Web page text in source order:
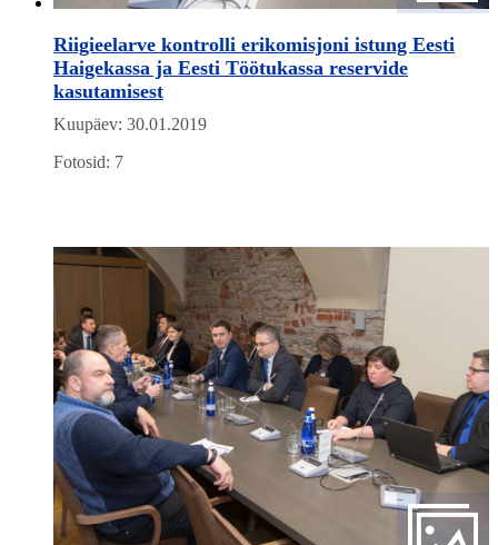
Riigieelarve kontrolli erikomisjoni istung Eesti
Haigekassa ja Eesti Töötukassa reservide
kasutamisest
Kuupäev: 30.01.2019
Fotosid: 7